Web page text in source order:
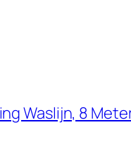
Waslijn, 8